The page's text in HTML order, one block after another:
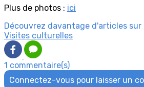
Plus de photos : ici
Découvrez davantage d'articles sur
Visites culturelles
1 commentaire(s)
Connectez-vous pour laisser un